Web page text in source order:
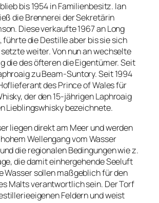
bis 1954 in Familienbesitz. Ian
die Brennerei der Sekretärin
Diese verkaufte 1967 an Long
führte die Destille aber bis sie sich
setzte weiter. Von nun an wechselte
die des öfteren die Eigentümer. Seit
zu Beam-Suntory. Seit 1994
des Prince of Wales für
der den 15-jährigen Laphroaig
Lieblingswhisky bezeichnete.
liegen direkt am Meer und werden
Wellengang vom Wasser
die regionalen Bedingungen wie z.
die damit einhergehende Seeluft
Wasser sollen maßgeblich für den
Malts verantwortlich sein. Der Torf
Feldern und weist